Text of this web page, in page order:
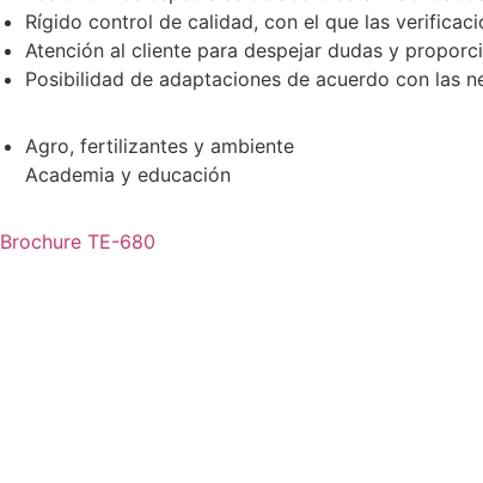
Rígido control de calidad, con el que las
Atención al cliente para despejar dudas y
Posibilidad de adaptaciones de acuerdo con las
Agro, fertilizantes y ambiente
Academia y educación
Brochure TE-680